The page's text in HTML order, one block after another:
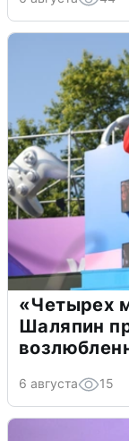
«Четырех
Шаляпин
6 августа 15